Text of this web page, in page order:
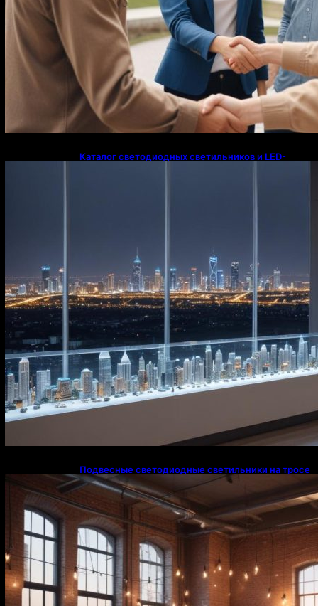
Каталог светодиодных светильников и LED-
Подвесные светодиодные светильники на тросе